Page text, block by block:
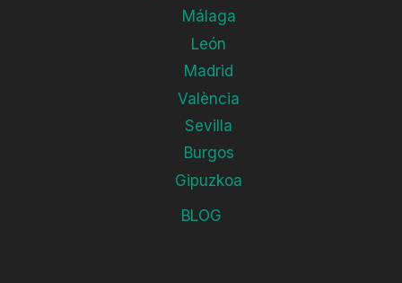
Málaga
León
Madrid
València
Sevilla
Burgos
Gipuzkoa
BLOG